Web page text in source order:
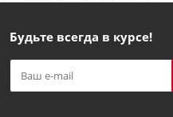
Будьте всегда в курсе!